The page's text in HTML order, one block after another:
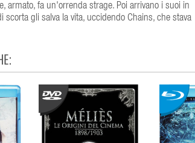
armato, fa un'orrenda strage. Poi arrivano i suoi in
gli salva la vita, uccidendo Chains, che stava